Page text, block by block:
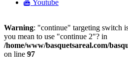
Youtube
Warning: "continue" targeting switch
you mean to use "continue 2"? in
/home/www/basquetsareal.com/
on line 97